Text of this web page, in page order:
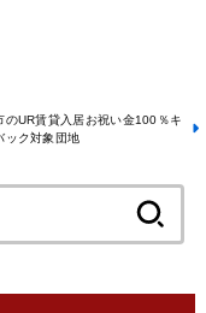
のUR賃貸入居お祝い金100％キ
ック対象団地